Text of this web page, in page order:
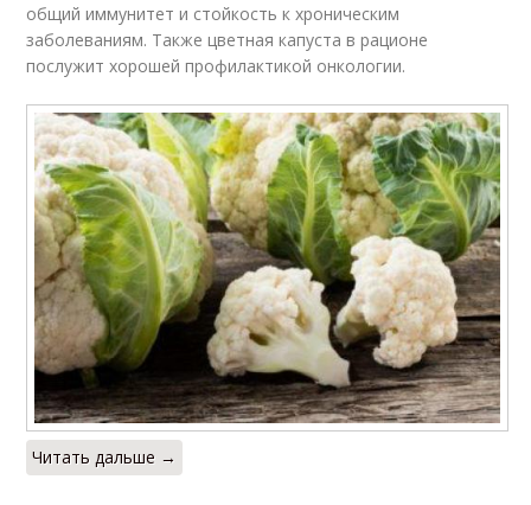
общий иммунитет и стойкость к хроническим
заболеваниям. Также цветная капуста в рационе
послужит хорошей профилактикой онкологии.
Читать дальше →